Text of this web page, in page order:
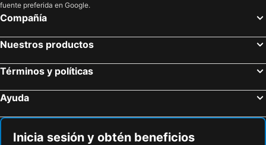
fuente preferida en Google.
Compañía
Nuestros productos
Términos y políticas
Ayuda
Inicia sesión y obtén beneficios